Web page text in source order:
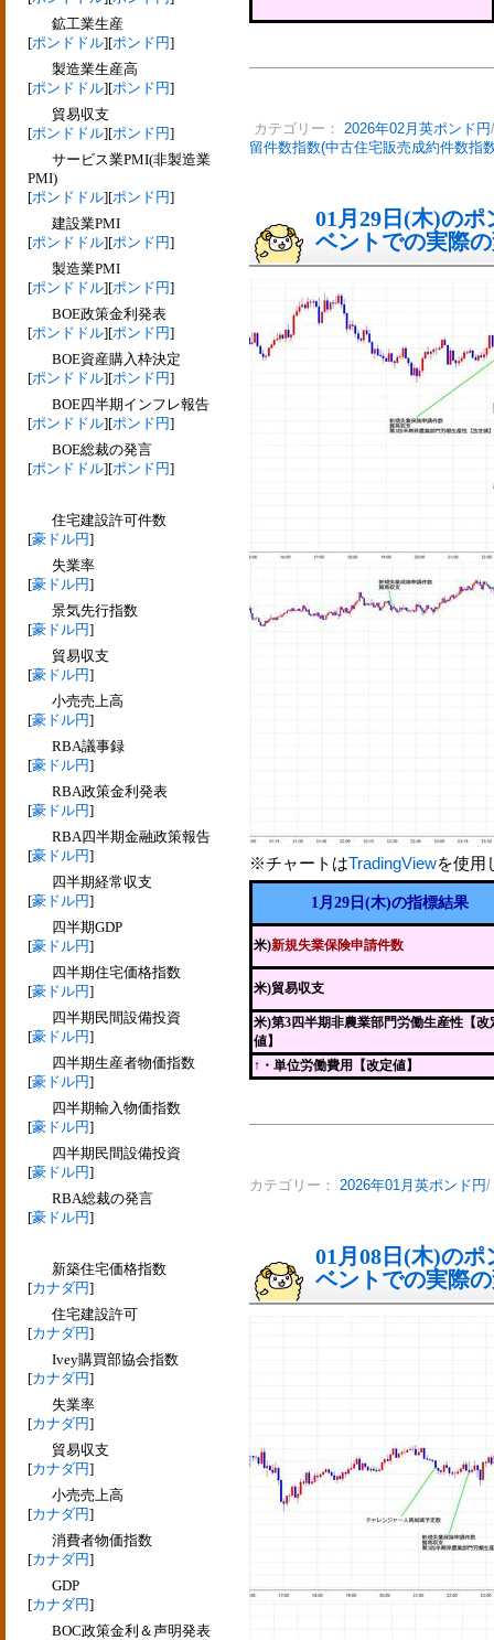
鉱工業生産
[ポンドドル][ポンド円]
製造業生産高
[ポンドドル][ポンド円]
貿易収支
[ポンドドル][ポンド円]
サービス業PMI(非製造業
PMI)
[ポンドドル][ポンド円]
建設業PMI
[ポンドドル][ポンド円]
製造業PMI
[ポンドドル][ポンド円]
BOE政策金利発表
[ポンドドル][ポンド円]
BOE資産購入枠決定
[ポンドドル][ポンド円]
BOE四半期インフレ報告
[ポンドドル][ポンド円]
BOE総裁の発言
[ポンドドル][ポンド円]
住宅建設許可件数
[豪ドル円]
失業率
[豪ドル円]
景気先行指数
[豪ドル円]
貿易収支
[豪ドル円]
小売売上高
[豪ドル円]
RBA議事録
[豪ドル円]
RBA政策金利発表
[豪ドル円]
RBA四半期金融政策報告
[豪ドル円]
四半期経常収支
[豪ドル円]
四半期GDP
[豪ドル円]
四半期住宅価格指数
[豪ドル円]
四半期民間設備投資
[豪ドル円]
四半期生産者物価指数
[豪ドル円]
四半期輸入物価指数
[豪ドル円]
四半期民間設備投資
[豪ドル円]
RBA総裁の発言
[豪ドル円]
新築住宅価格指数
[カナダ円]
住宅建設許可
[カナダ円]
Ivey購買部協会指数
[カナダ円]
失業率
[カナダ円]
貿易収支
[カナダ円]
小売売上高
[カナダ円]
消費者物価指数
[カナダ円]
GDP
[カナダ円]
BOC政策金利＆声明発表
カテゴリー： 2026年02月英ポンド円
留件数指数(中古住宅販売成約件数指
01月29日(木)の
ベントでの実際
※チャートはTradingViewを使用
1月29日(木)の指標結果
米)新規失業保険申請件数
米)貿易収支
米)第3四半期非農業部門労働生産性【改
値】
↑・単位労働費用【改定値】
カテゴリー： 2026年01月英ポンド円/
01月08日(木)の
ベントでの実際